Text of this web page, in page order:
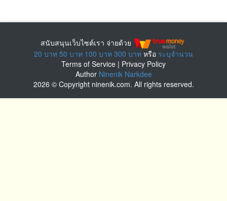
สนับสนุนเว็บไซต์เรา จ่ายด้วย
20 บาท 50 บาท 100 บาท 300 บาท หรือ ระบุจำนวน
Terms of Service | Privacy Policy
Author Ninenik Narkdee
2026 © Copyright ninenik.com. All rights reserved.